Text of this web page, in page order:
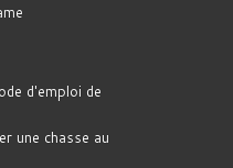
d'emploi de
une chasse au